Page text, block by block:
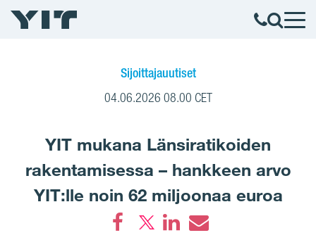
Sijoittajauutiset
04.06.2026 08.00 CET
YIT mukana Länsiratikoiden
rakentamisessa – hankkeen arvo
YIT:lle noin 62 miljoonaa euroa